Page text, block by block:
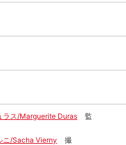
ラス/Marguerite Duras
監
ニ/Sacha Vierny
撮